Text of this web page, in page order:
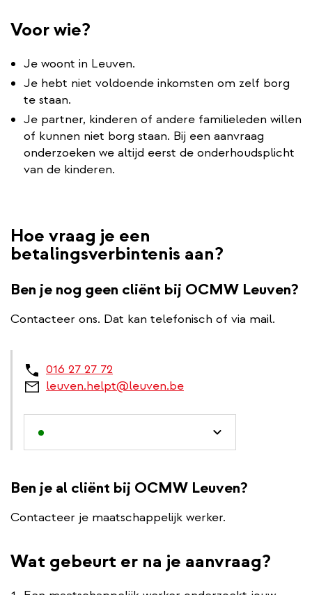
Voor wie?
Je woont in Leuven.
Je hebt niet voldoende inkomsten om zelf borg
te staan.
Je partner, kinderen of andere familieleden willen
of kunnen niet borg staan. Bij een aanvraag
onderzoeken we altijd eerst de onderhoudsplicht
van de kinderen.
Hoe vraag je een
betalingsverbintenis aan?
Ben je nog geen cliënt bij OCMW Leuven?
Contacteer ons. Dat kan telefonisch of via mail.
016 27 27 72
leuven.helpt@leuven.be
Ben je al cliënt bij OCMW Leuven?
Contacteer je maatschappelijk werker.
Wat gebeurt er na je aanvraag?